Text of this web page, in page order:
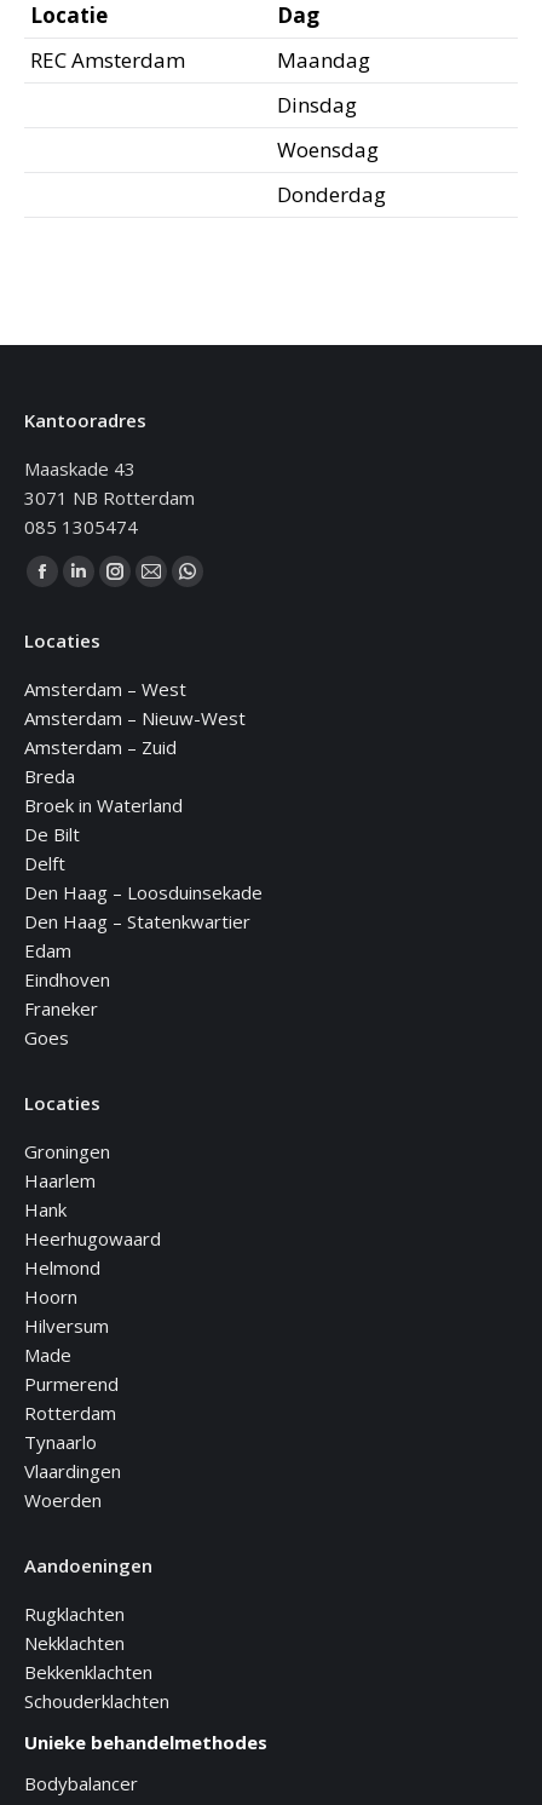
Locatie
Dag
REC Amsterdam
Maandag
Dinsdag
Woensdag
Donderdag
Kantooradres
Maaskade 43
3071 NB Rotterdam
085 1305474
Vind ons op:
Facebook
opens
new
window
Linkedin
opens
new
window
Instagram
new
window
Mail
in
new
window
WhatsApp
new
Locaties
Amsterdam – West
Amsterdam – Nieuw-West
Amsterdam – Zuid
Breda
Broek in Waterland
De Bilt
Delft
Den Haag – Loosduinsekade
Den Haag – Statenkwartier
Edam
Eindhoven
Franeker
Goes
Locaties
Groningen
Haarlem
Hank
Heerhugowaard
Helmond
Hoorn
Hilversum
Made
Purmerend
Rotterdam
Tynaarlo
Vlaardingen
Woerden
Aandoeningen
Rugklachten
Nekklachten
Bekkenklachten
Schouderklachten
Unieke behandelmethodes
Bodybalancer